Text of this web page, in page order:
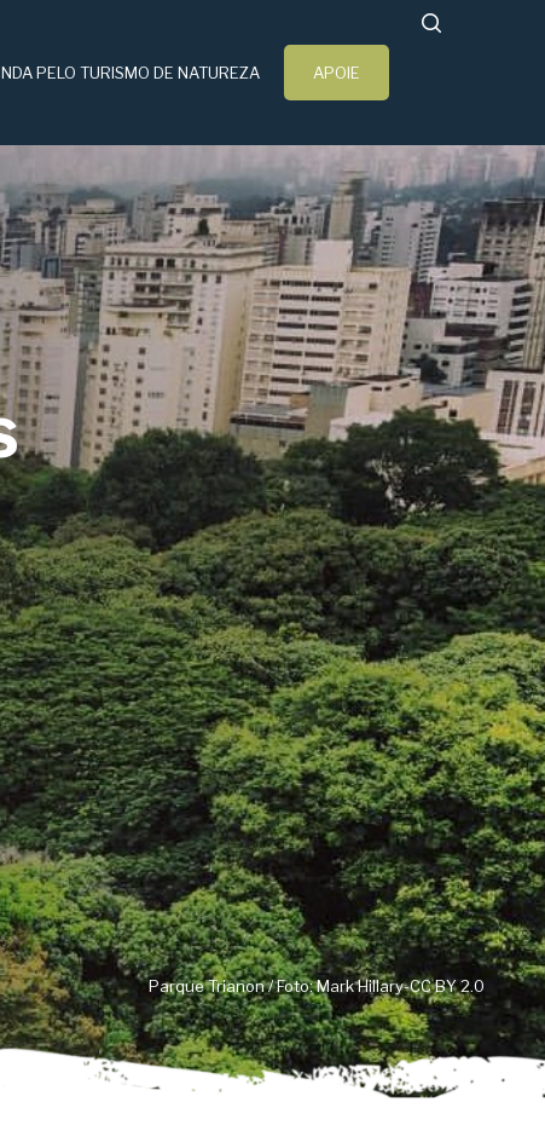
PELO TURISMO DE NATUREZA APOIE
Parque Trianon / Foto: Mark Hillary-CC BY 2.0